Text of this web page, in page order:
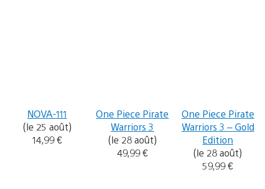
NOVA-111
(le 25 août)
14,99 €
One Piece Pirate
Warriors 3
(le 28 août)
49,99 €
One Piece Pirate
Warriors 3 – Gold
Edition
(le 28 août)
59,99 €